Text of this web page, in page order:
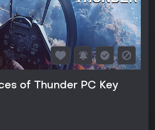
of Thunder PC Key